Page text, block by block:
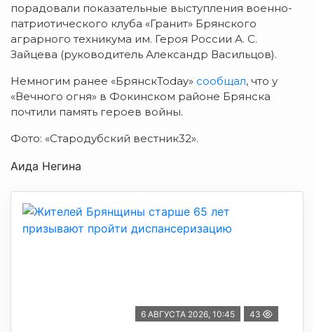
порадовали показательные выступления военно-
патриотического клуба «Гранит» Брянского
аграрного техникума им. Героя России А. С.
Зайцева (руководитель Александр Васильцов).
Немногим ранее «БрянскToday» сообщал, что у
«Вечного огня» в Фокинском районе Брянска
почтили память героев войны.
Фото: «Стародубский вестник32».
Аида Негина
6 АВГУСТА 2026, 10:45 43